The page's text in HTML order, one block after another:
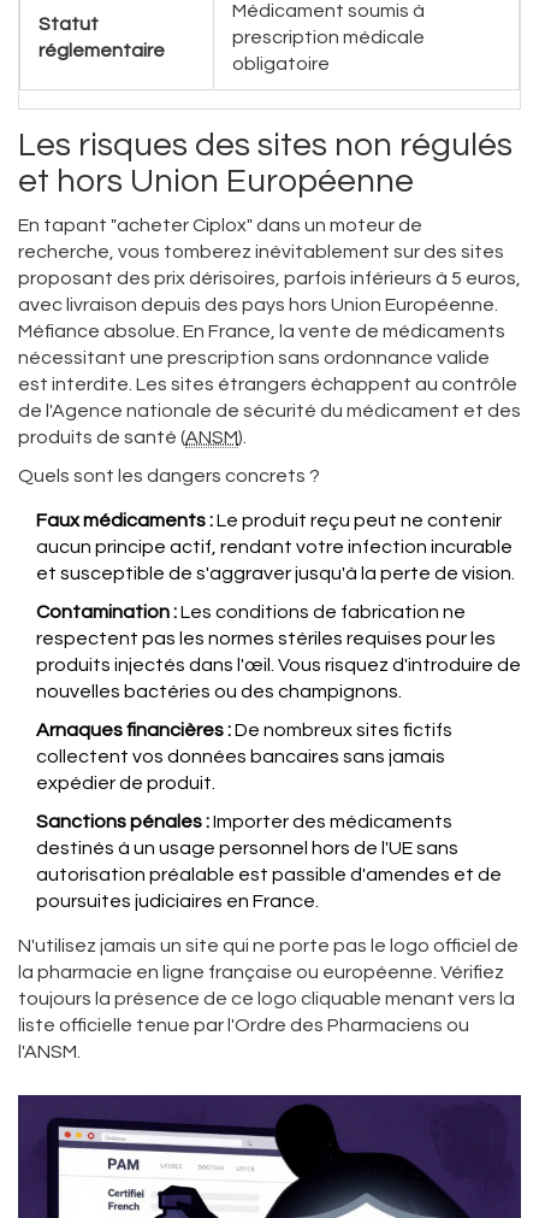
Statut
réglementaire
Médicament soumis à
prescription médicale
obligatoire
Les risques des sites non régulés
et hors Union Européenne
En tapant "acheter Ciplox" dans un moteur de
recherche, vous tomberez inévitablement sur des sites
proposant des prix dérisoires, parfois inférieurs à 5 euros,
avec livraison depuis des pays hors Union Européenne.
Méfiance absolue. En France, la vente de médicaments
nécessitant une prescription sans ordonnance valide
est interdite. Les sites étrangers échappent au contrôle
de l'Agence nationale de sécurité du médicament et des
produits de santé (ANSM)
Quels sont les dangers concrets ?
Faux médicaments :Le produit reçu peut ne contenir
aucun principe actif, rendant votre infection incurable
et susceptible de s'aggraver jusqu'à la perte de vision.
Contamination :Les conditions de fabrication ne
respectent pas les normes stériles requises pour les
produits injectés dans l'œil. Vous risquez d'introduire de
nouvelles bactéries ou des champignons.
Arnaques financières :De nombreux sites fictifs
collectent vos données bancaires sans jamais
expédier de produit.
Sanctions pénales :Importer des médicaments
destinés à un usage personnel hors de l'UE sans
autorisation préalable est passible d'amendes et de
poursuites judiciaires en France.
N'utilisez jamais un site qui ne porte pas le logo officiel de
la pharmacie en ligne française ou européenne. Vérifiez
toujours la présence de ce logo cliquable menant vers la
liste officielle tenue par l'Ordre des Pharmaciens ou
l'ANSM.